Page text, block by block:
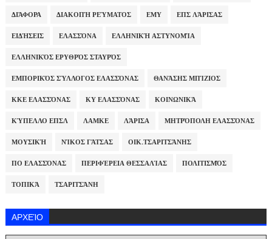
ΔΙΆΦΟΡΑ ΔΙΑΚΟΠΉ ΡΕΎΜΑΤΟΣ ΕΜΥ ΕΠΣ ΛΆΡΙΣΑΣ
ΕΙΔΉΣΕΙΣ ΕΛΑΣΣΌΝΑ ΕΛΛΗΝΙΚΉ ΑΣΤΥΝΟΜΊΑ
ΕΛΛΗΝΙΚΌΣ ΕΡΥΘΡΌΣ ΣΤΑΥΡΌΣ
ΕΜΠΟΡΙΚΌΣ ΣΎΛΛΟΓΟΣ ΕΛΑΣΣΌΝΑΣ ΘΑΝΆΣΗΣ ΜΠΊΖΙΟΣ
ΚΚΕ ΕΛΑΣΣΌΝΑΣ ΚΥ ΕΛΑΣΣΌΝΑΣ ΚΟΙΝΩΝΙΚΆ
ΚΎΠΕΛΛΟ ΕΠΣΛ ΛΑΜΚΕ ΛΆΡΙΣΑ ΜΗΤΡΌΠΟΛΗ ΕΛΑΣΣΌΝΑΣ
ΜΟΥΣΙΚΉ ΝΊΚΟΣ ΓΆΤΣΑΣ ΟΙΚ.ΤΣΑΡΙΤΣΆΝΗΣ
ΠΟ ΕΛΑΣΣΌΝΑΣ ΠΕΡΙΦΈΡΕΙΑ ΘΕΣΣΑΛΊΑΣ ΠΟΛΙΤΙΣΜΌΣ
ΤΟΠΙΚΆ ΤΣΑΡΙΤΣΆΝΗ
ΑΡΧΕΊΟ